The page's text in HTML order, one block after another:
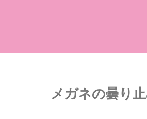
メガネの曇り